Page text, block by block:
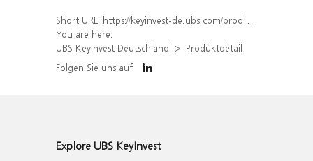
Short URL: https://keyinvest-de.ubs.com/produkt/detail/index/isin/DE000WA6DPL7
You are here:
UBS KeyInvest Deutschland
Produktdetail
Folgen Sie uns auf
Explore UBS KeyInvest